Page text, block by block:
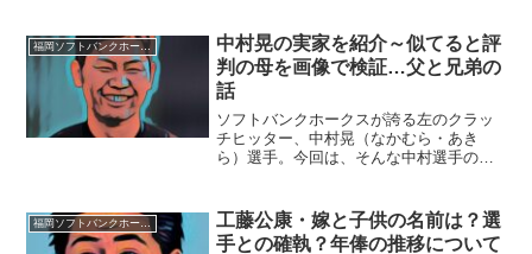
ります。松坂大輔投手が中学生のころま
では、夕食は家族４人揃って...
福岡ソフトバンクホークス
中村晃の実家を紹介～似てると評
判の母を画像で検証…父と兄弟の
話
ソフトバンクホークスが誇る左のクラッ
チヒッター、中村晃（なかむら・あき
ら）選手。今回は、そんな中村選手の実
出身。今でも帰省した時には部屋を使う
ので、中村選手の部屋はそのま...
福岡ソフトバンクホークス
工藤公康・嫁と子供の名前は？選
手との確執？年俸の推移について